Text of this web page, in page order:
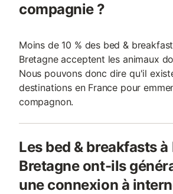
compagnie ?
Moins de 10 % des bed &
Bretagne acceptent les animaux
Nous pouvons donc dire qu'il
destinations en France pour
compagnon.
Les bed & breakfasts
Bretagne ont-ils
une connexion à